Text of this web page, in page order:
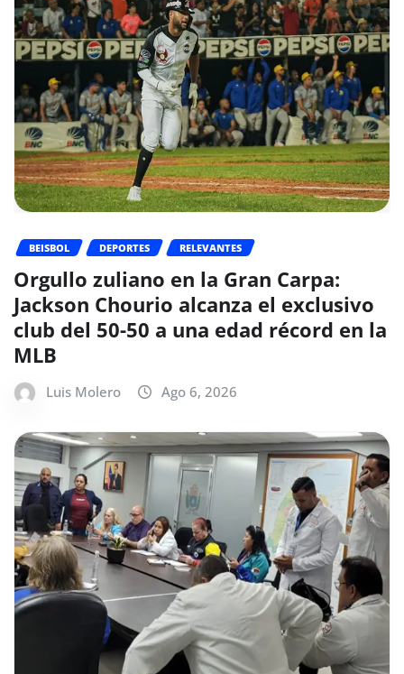
BEISBOL DEPORTES RELEVANTES
Orgullo zuliano en la Gran Carpa:
Jackson Chourio alcanza el exclusivo
club del 50-50 a una edad récord en la
MLB
Luis Molero Ago 6, 2026